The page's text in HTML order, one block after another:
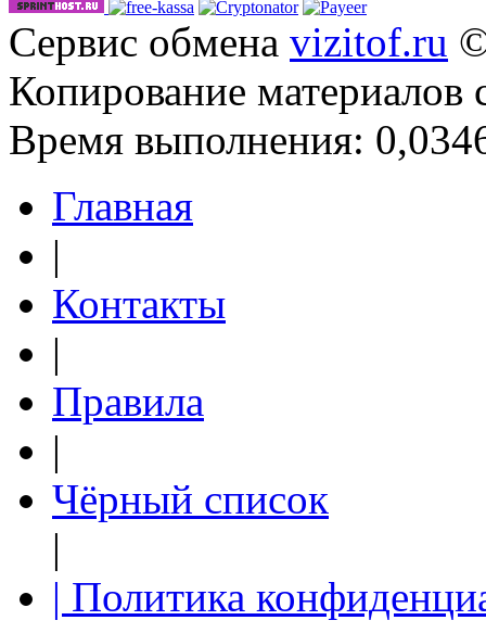
Сервис обмена vizitof.ru
Копирование материалов
Время выполнения:
Главная
|
Контакты
|
Правила
|
Чёрный список
|
| Политика